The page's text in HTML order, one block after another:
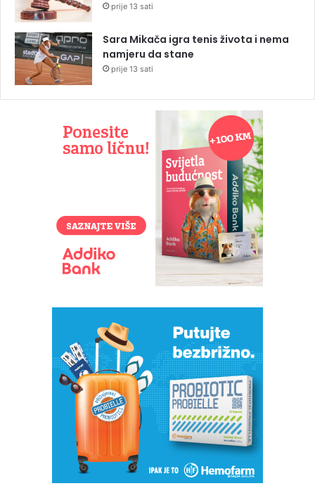
prije 13 sati
Sara Mikača igra tenis života i nema
namjeru da stane
prije 13 sati